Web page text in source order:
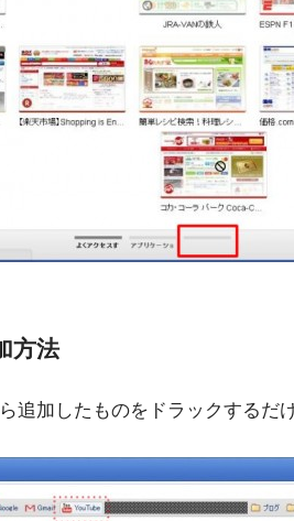
方法
追加したものをドラックするだ